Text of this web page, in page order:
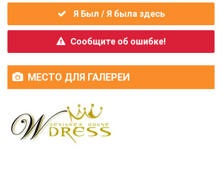
Я Был / Я была здесь
Сообщите об ошибке!
МЕСТО ДЛЯ ГАЛЕРЕИ